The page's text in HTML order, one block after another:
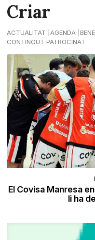
Criar
ACTUALITAT AGENDA
CONTINGUT PATROCINAT
El Covisa Manresa
li ha